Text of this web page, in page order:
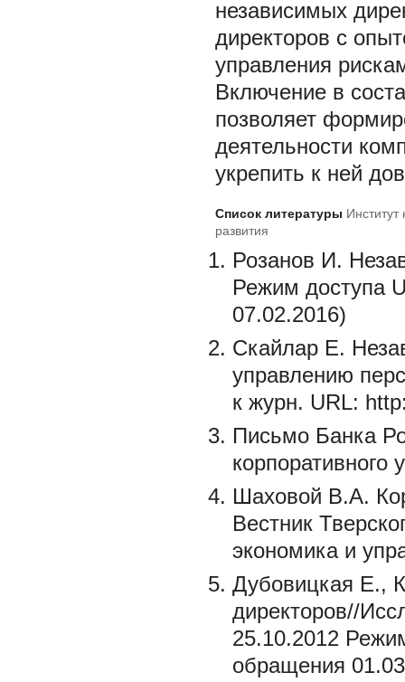
независимых
директоров с
управления
Включение в
позволяет
деятельности
укрепить к ней
Список литературы
развития
Розанов И.
Режим доступа
07.02.2016)
Скайлар Е.
управлению
к журн. URL:
Письмо Банка
корпоративного
Шаховой В.А.
Вестник
экономика и
Дубовицкая Е.,
директоров//
25.10.2012
обращения